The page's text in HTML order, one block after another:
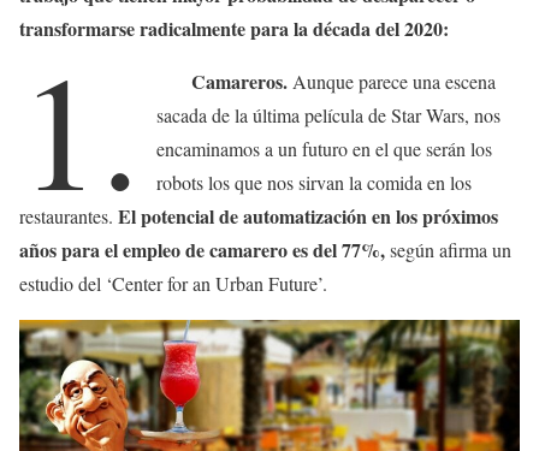
transformarse radicalmente para la década del 2020:
1. Camareros. Aunque parece una escena
sacada de la última película de Star Wars, nos
encaminamos a un futuro en el que serán los
robots los que nos sirvan la comida en los
restaurantes. El potencial de automatización en los próximos
años para el empleo de camarero es del 77%,según afirma un
estudio del ‘Center for an Urban Future’.